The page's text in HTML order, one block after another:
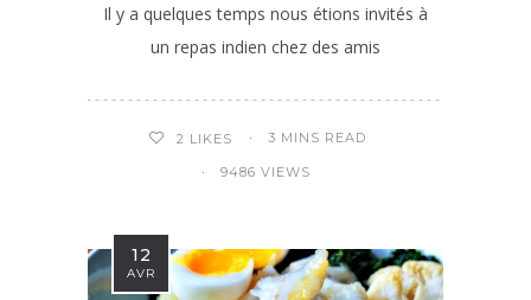
Il y a quelques temps nous étions invités à
un repas indien chez des amis
2 LIKES 3 MINS READ
9486 VIEWS
12
AVR